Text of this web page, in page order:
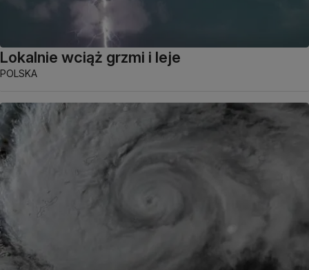
Lokalnie wciąż grzmi i leje
POLSKA